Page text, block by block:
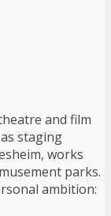
and film
staging
works
parks.
ambition: